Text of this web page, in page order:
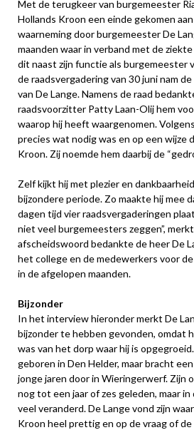
Met de terugkeer van burgemeester
Hollands Kroon een einde gekomen
waarneming door burgemeester De
maanden waar in verband met de ziekte
dit naast zijn functie als burgemeester
de raadsvergadering van 30 juni nam
van De Lange. Namens de raad
raadsvoorzitter Patty Laan-Olij hem
waarop hij heeft waargenomen.
precies wat nodig was en op een wijze
Kroon. Zij noemde hem daarbij de
Zelf kijkt hij met plezier en
bijzondere periode. Zo maakte hij mee
dagen tijd vier raadsvergaderingen
niet veel burgemeesters zeggen”,
afscheidswoord bedankte de heer De
het college en de medewerkers voor
in de afgelopen maanden.
Bijzonder
In het interview hieronder merkt De
bijzonder te hebben gevonden, omdat
was van het dorp waar hij is
geboren in Den Helder, maar bracht
jonge jaren door in Wieringerwerf. Zijn
nog tot een jaar of zes geleden, maar
veel veranderd. De Lange vond zijn
Kroon heel prettig en op de vraag of